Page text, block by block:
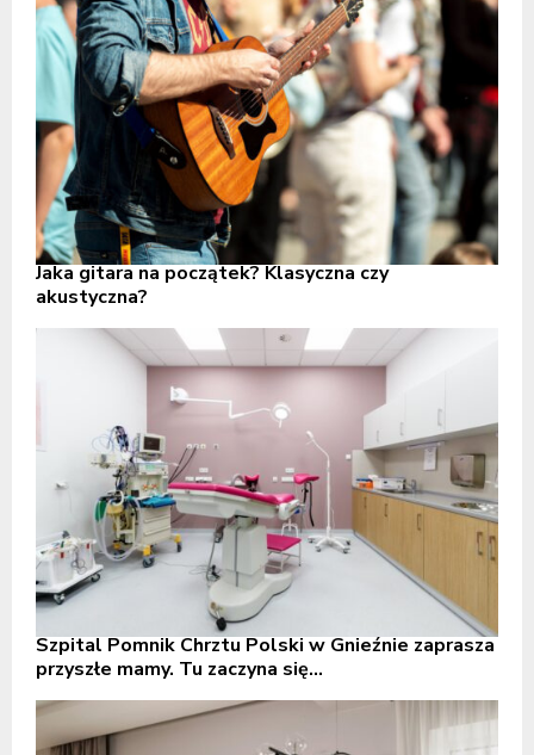
Jaka gitara na początek? Klasyczna czy
akustyczna?
Szpital Pomnik Chrztu Polski w Gnieźnie zaprasza
przyszłe mamy. Tu zaczyna się...